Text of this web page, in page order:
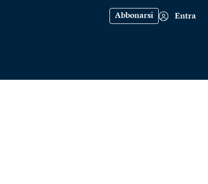
Abbonarsi Entra